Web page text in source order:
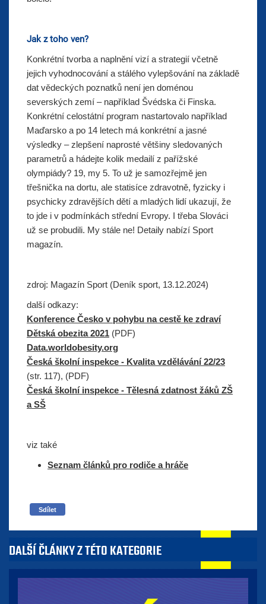
Jak z toho ven?
Konkrétní tvorba a naplnění vizí a strategií včetně
jejich vyhodnocování a stálého vylepšování na základě
dat vědeckých poznatků není jen doménou
severských zemí – například Švédska či Finska.
Konkrétní celostátní program nastartovalo například
Maďarsko a po 14 letech má konkrétní a jasné
výsledky – zlepšení naprosté většiny sledovaných
parametrů a hádejte kolik medailí z pařížské
olympiády? 19, my 5. To už je samozřejmě jen
třešnička na dortu, ale statisíce zdravotně, fyzicky i
psychicky zdravějších dětí a mladých lidí ukazují, že
to jde i v podmínkách střední Evropy. I třeba Slováci
už se probudili. My stále ne! Detaily nabízí Sport
magazín.
zdroj: Magazín Sport (Deník sport, 13.12.2024)
další odkazy:
Konference Česko v pohybu na cestě ke zdraví
Dětská obezita 2021 (PDF)
Data.worldobesity.org
Česká školní inspekce - Kvalita vzdělávání 22/23
(str. 117), (PDF)
Česká školní inspekce - Tělesná zdatnost žáků ZŠ
a SŠ
viz také
Seznam článků pro rodiče a hráče
Sdílet
DALŠÍ ČLÁNKY Z TÉTO KATEGORIE